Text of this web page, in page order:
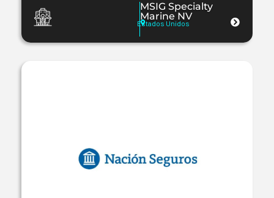
MSIG Specialty
Marine NV
Estados Unidos